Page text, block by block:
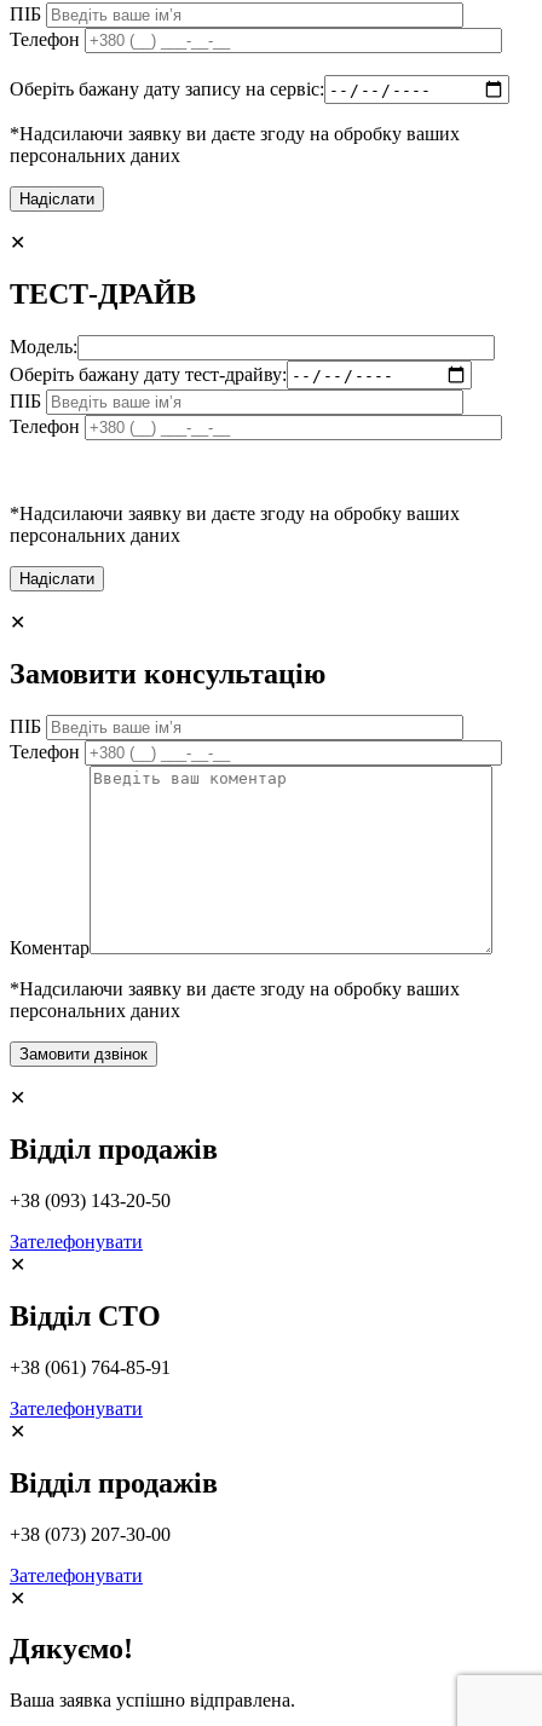
ПІБ
Телефон
Оберіть бажану дату запису на сервіс:
*Надсилаючи заявку ви даєте згоду на обробку ваших
персональних даних
✕
ТЕСТ-ДРАЙВ
Модель:
Оберіть бажану дату тест-драйву:
ПІБ
Телефон
*Надсилаючи заявку ви даєте згоду на обробку ваших
персональних даних
✕
Замовити консультацію
ПІБ
Телефон
Коментар
*Надсилаючи заявку ви даєте згоду на обробку ваших
персональних даних
✕
Відділ продажів
+38 (093) 143-20-50
Зателефонувати
✕
Відділ СТО
+38 (061) 764-85-91
Зателефонувати
✕
Відділ продажів
+38 (073) 207-30-00
Зателефонувати
✕
Дякуємо!
Ваша заявка успішно відправлена.